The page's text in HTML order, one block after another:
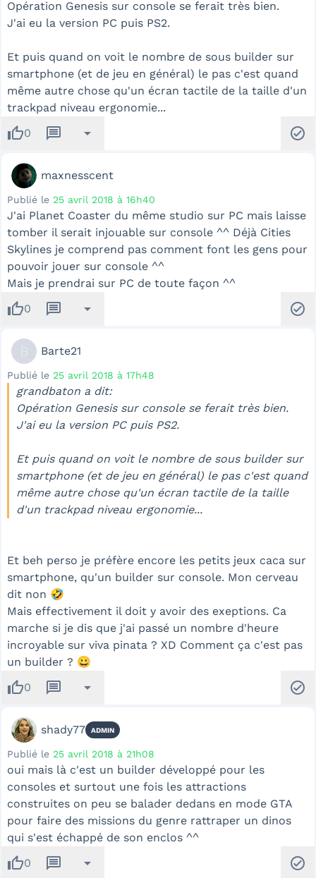
Opération Genesis sur console se ferait très bien.
J'ai eu la version PC puis PS2.
Et puis quand on voit le nombre de sous builder sur
smartphone (et de jeu en général) le pas c'est quand
même autre chose qu'un écran tactile de la taille d'un
trackpad niveau ergonomie...
thumb_up0 message arrow_drop_down check_circle
maxnesscent
Publié le 25 avril 2018 à 16h40
J'ai Planet Coaster du même studio sur PC mais laisse
tomber il serait injouable sur console ^^ Déjà Cities
Skylines je comprend pas comment font les gens pour
pouvoir jouer sur console ^^
Mais je prendrai sur PC de toute façon ^^
thumb_up0 message arrow_drop_down check_circle
Barte21
Publié le 25 avril 2018 à 17h48
grandbaton a dit:
Opération Genesis sur console se ferait très bien.
J'ai eu la version PC puis PS2.
Et puis quand on voit le nombre de sous builder sur
smartphone (et de jeu en général) le pas c'est quand
même autre chose qu'un écran tactile de la taille
d'un trackpad niveau ergonomie...
Et beh perso je préfère encore les petits jeux caca sur
smartphone, qu'un builder sur console. Mon cerveau
dit non 🤣
Mais effectivement il doit y avoir des exeptions. Ca
marche si je dis que j'ai passé un nombre d'heure
incroyable sur viva pinata ? XD Comment ça c'est pas
un builder ? 😀
thumb_up0 message arrow_drop_down check_circle
shady77 ADMIN
Publié le 25 avril 2018 à 21h08
oui mais là c'est un builder développé pour les
consoles et surtout une fois les attractions
construites on peu se balader dedans en mode GTA
pour faire des missions du genre rattraper un dinos
qui s'est échappé de son enclos ^^
thumb_up0 message arrow_drop_down check_circle